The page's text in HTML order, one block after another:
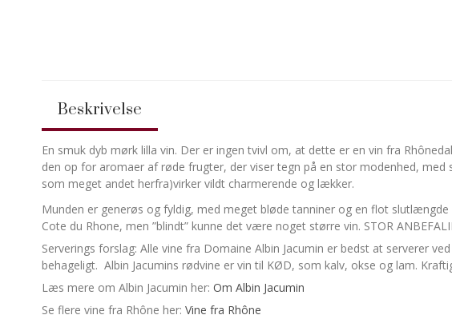
Beskrivelse
En smuk dyb mørk lilla vin. Der er ingen tvivl om, at dette er en vin fra
den op for aromaer af røde frugter, der viser tegn på en stor modenhed,
som meget andet herfra)virker vildt charmerende og lækker.
Munden er generøs og fyldig, med meget bløde tanniner og en flot
Cote du Rhone, men ”blindt” kunne det være noget større vin. STOR
Serverings forslag: Alle vine fra Domaine Albin Jacumin er bedst at serverer
behageligt. Albin Jacumins rødvine er vin til KØD, som kalv, okse og lam.
Læs mere om Albin Jacumin her: Om Albin Jacumin
Se flere vine fra Rhône her: Vine fra Rhône